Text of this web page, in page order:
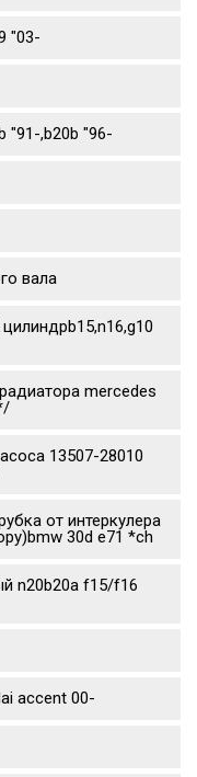
"03-
"91-,b20b "96-
вала
mercedes
13507-28010
от интеркулера
30d e71 *ch
n20b20a f15/f16
accent 00-